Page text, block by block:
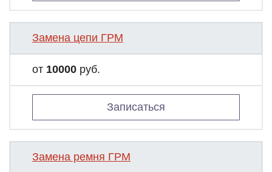
Замена цепи ГРМ
от 10000 руб.
Записаться
Замена ремня ГРМ